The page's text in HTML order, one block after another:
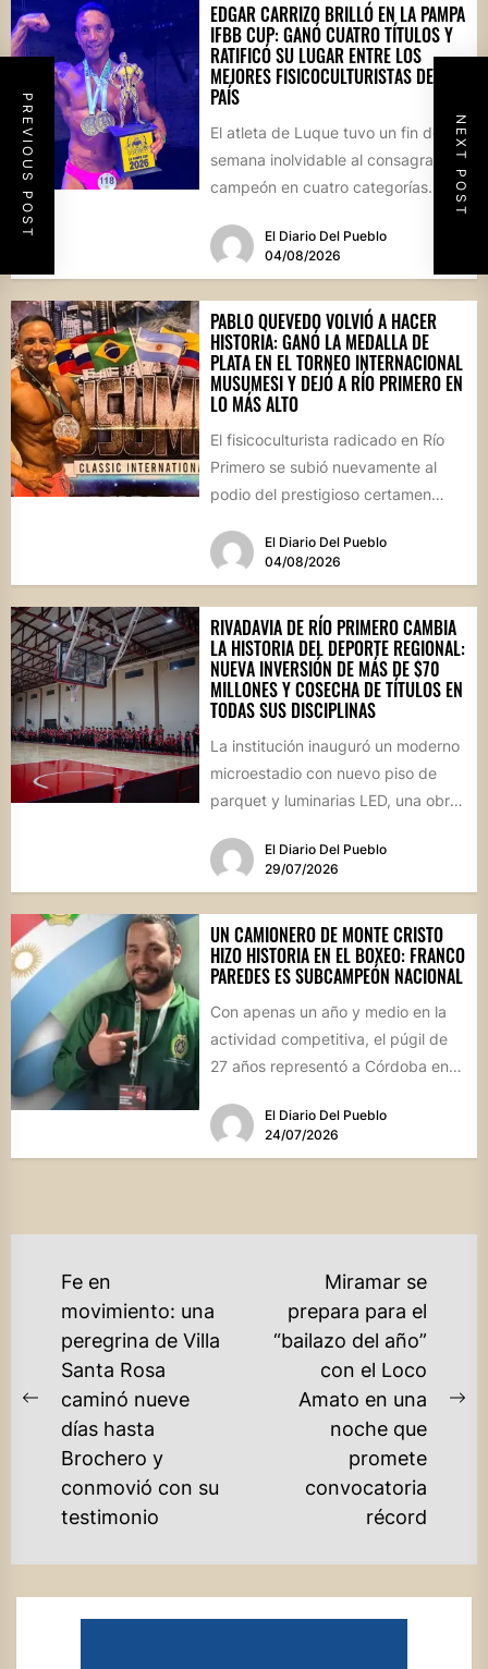
PREVIOUS POST NEXT POST
EDGAR CARRIZO BRILLÓ EN LA PAMPA
IFBB CUP: GANÓ CUATRO TÍTULOS Y
RATIFICÓ SU LUGAR ENTRE LOS
MEJORES FISICOCULTURISTAS DEL
PAÍS
El atleta de Luque tuvo un fin de
semana inolvidable al consagrarse
campeón en cuatro categorías
competencia...El Diario Del Pueblo
04/08/2026
PABLO QUEVEDO VOLVIÓ A HACER
HISTORIA: GANÓ LA MEDALLA DE
PLATA EN EL TORNEO INTERNACIONAL
MUSUMESI Y DEJÓ A RÍO PRIMERO EN
LO MÁS ALTO
El fisicoculturista radicado en Río
Primero se subió nuevamente al
podio del prestigioso certamen
este fin de...El Diario Del Pueblo
04/08/2026
RIVADAVIA DE RÍO PRIMERO CAMBIA
LA HISTORIA DEL DEPORTE REGIONAL:
NUEVA INVERSIÓN DE MÁS DE $70
MILLONES Y COSECHA DE TÍTULOS EN
TODAS SUS DISCIPLINAS
La institución inauguró un moderno
microestadio con nuevo piso de
parquet y luminarias LED, una obra
El Diario Del Pueblo
29/07/2026
UN CAMIONERO DE MONTE CRISTO
HIZO HISTORIA EN EL BOXEO: FRANCO
PAREDES ES SUBCAMPEÓN NACIONAL
Con apenas un año y medio en la
actividad competitiva, el púgil de
27 años representó a Córdoba en
El Diario Del Pueblo
24/07/2026
NAVEGACIÓN
ENTRADAS
Previous
post:
Fe en
movimiento: una
peregrina de Villa
Santa Rosa
caminó nueve
días hasta
Brochero y
conmovió con su
testimonio
Miramar se
prepara para el
“bailazo del año”
con el Loco
Amato en una
noche que
promete
convocatoria
récord